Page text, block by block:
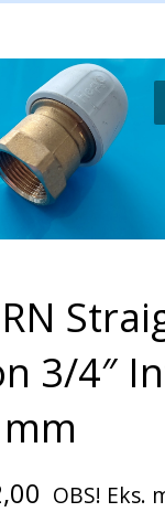
3/4″
OBS! Eks.